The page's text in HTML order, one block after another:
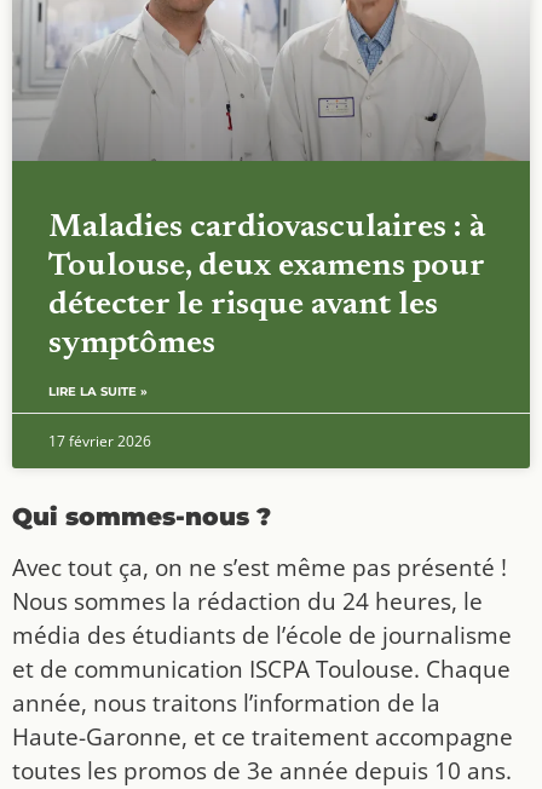
Maladies cardiovasculaires : à
Toulouse, deux examens pour
détecter le risque avant les
symptômes
LIRE LA SUITE »
17 février 2026
Qui sommes-nous ?
Avec tout ça, on ne s’est même pas présenté !
Nous sommes la rédaction du 24 heures, le
média des étudiants de l’école de journalisme
et de communication ISCPA Toulouse. Chaque
année, nous traitons l’information de la
Haute-Garonne, et ce traitement accompagne
toutes les promos de 3e année depuis 10 ans.